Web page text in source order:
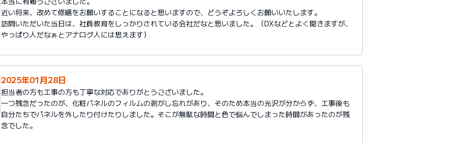
近い将来、改めて修繕をお願いすることになると思いますので、どうぞよろしくお願いいたします。
訪問いただいた当日は、社員教育をしっかりされている会社だなと思いました。（DXなどとよく聞きますが、
やっぱり人だなぁとアナログ人には思えます）
2025年01月28日
担当者の方も工事の方も丁寧な対応でありがとうございました。
一つ残念だったのが、化粧パネルのフィルムの剥がし忘れがあり、そのため本当の光沢が分からず、工事後も
自分たちでパネルを外したり付けたりしました。そこが無駄な時間と色で悩んでしまった時間があったのが残
念でした。